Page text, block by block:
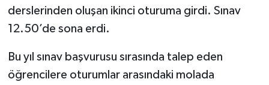
derslerinden oluşan ikinci oturuma girdi. Sınav
12.50’de sona erdi.
Bu yıl sınav başvurusu sırasında talep eden
öğrencilere oturumlar arasındaki molada